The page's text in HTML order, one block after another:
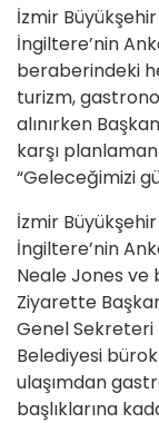
İzmir
İngiltere’nin
beraberindeki
turizm,
alınırken
karşı
“Geleceğimizi
İzmir
İngiltere’nin
Neale Jones
Ziyarette
Genel Sekreteri
Belediyesi
ulaşımdan
başlıklarına